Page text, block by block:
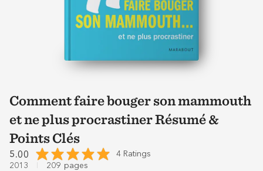
Comment faire bouger son mammouth
et ne plus procrastiner Résumé &
Points Clés
5.00
4 Ratings
2013
209 pages